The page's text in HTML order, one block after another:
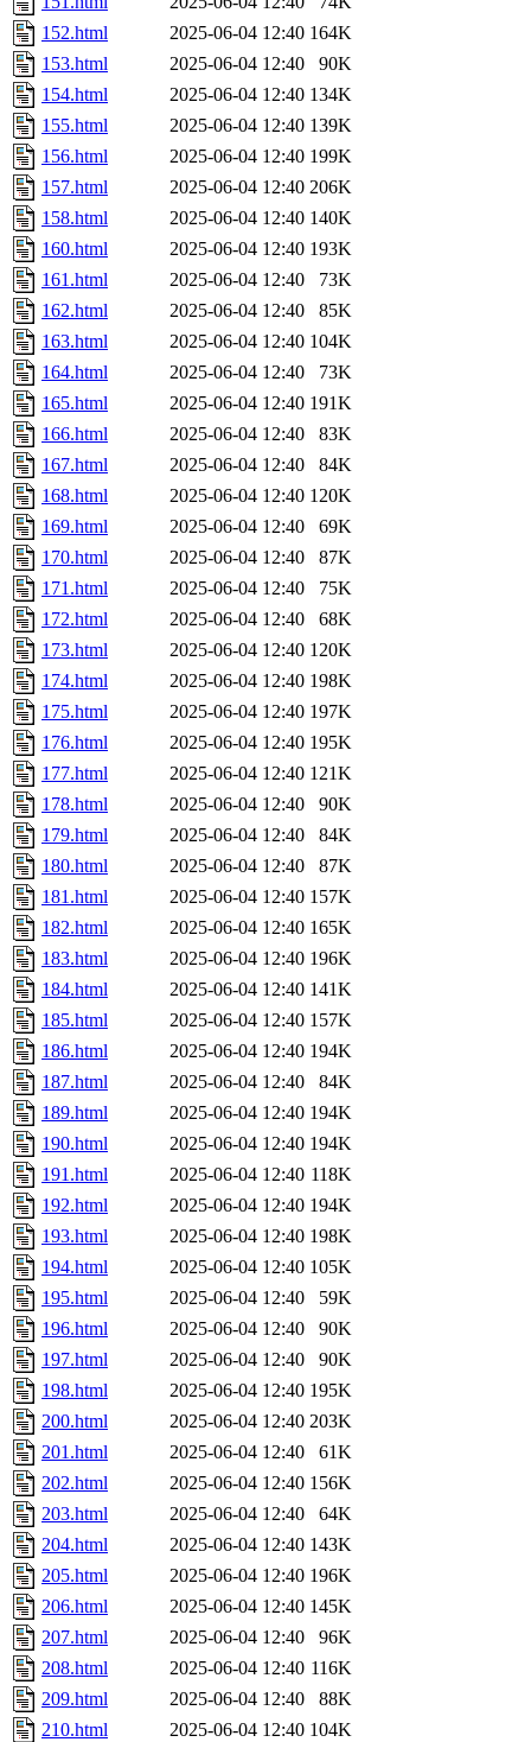
152.html
2025-06-04 12:40 164K
153.html
2025-06-04 12:40
90K
154.html
2025-06-04 12:40 134K
155.html
2025-06-04 12:40 139K
156.html
2025-06-04 12:40 199K
157.html
2025-06-04 12:40 206K
158.html
2025-06-04 12:40 140K
160.html
2025-06-04 12:40 193K
161.html
2025-06-04 12:40
73K
162.html
2025-06-04 12:40
85K
163.html
2025-06-04 12:40 104K
164.html
2025-06-04 12:40
73K
165.html
2025-06-04 12:40 191K
166.html
2025-06-04 12:40
83K
167.html
2025-06-04 12:40
84K
168.html
2025-06-04 12:40 120K
169.html
2025-06-04 12:40
69K
170.html
2025-06-04 12:40
87K
171.html
2025-06-04 12:40
75K
172.html
2025-06-04 12:40
68K
173.html
2025-06-04 12:40 120K
174.html
2025-06-04 12:40 198K
175.html
2025-06-04 12:40 197K
176.html
2025-06-04 12:40 195K
177.html
2025-06-04 12:40 121K
178.html
2025-06-04 12:40
90K
179.html
2025-06-04 12:40
84K
180.html
2025-06-04 12:40
87K
181.html
2025-06-04 12:40 157K
182.html
2025-06-04 12:40 165K
183.html
2025-06-04 12:40 196K
184.html
2025-06-04 12:40 141K
185.html
2025-06-04 12:40 157K
186.html
2025-06-04 12:40 194K
187.html
2025-06-04 12:40
84K
189.html
2025-06-04 12:40 194K
190.html
2025-06-04 12:40 194K
191.html
2025-06-04 12:40 118K
192.html
2025-06-04 12:40 194K
193.html
2025-06-04 12:40 198K
194.html
2025-06-04 12:40 105K
195.html
2025-06-04 12:40
59K
196.html
2025-06-04 12:40
90K
197.html
2025-06-04 12:40
90K
198.html
2025-06-04 12:40 195K
200.html
2025-06-04 12:40 203K
201.html
2025-06-04 12:40
61K
202.html
2025-06-04 12:40 156K
203.html
2025-06-04 12:40
64K
204.html
2025-06-04 12:40 143K
205.html
2025-06-04 12:40 196K
206.html
2025-06-04 12:40 145K
207.html
2025-06-04 12:40
96K
208.html
2025-06-04 12:40 116K
209.html
2025-06-04 12:40
88K
210.html
2025-06-04 12:40 104K